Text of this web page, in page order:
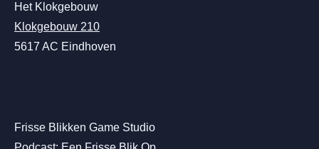
Het Klokgebouw
Klokgebouw 210
5617 AC Eindhoven
Frisse Blikken Game Studio